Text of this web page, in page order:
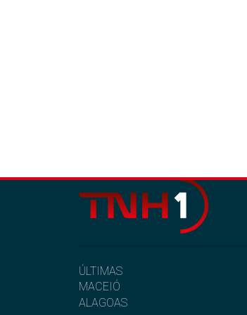
ÚLTIMAS
MACEIÓ
ALAGOAS